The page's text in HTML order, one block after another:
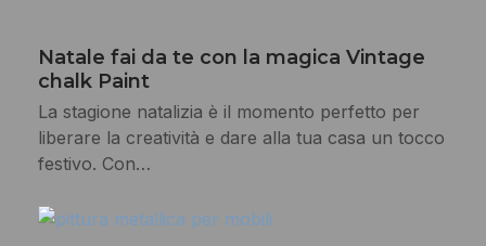
Natale fai da te con la magica Vintage
chalk Paint
La stagione natalizia è il momento perfetto per
liberare la creatività e dare alla tua casa un tocco
festivo. Con…